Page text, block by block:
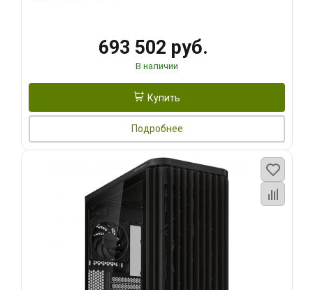
693 502 руб.
В наличии
Купить
Подробнее